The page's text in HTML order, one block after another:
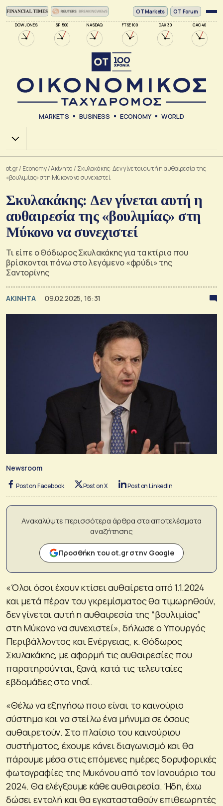
DOW JONES SP 500 NASDAQ FTSE 100 DAX 30 CAC 40
ΟΤ Markets OT Forum
MARKETS BUSINESS ECONOMY WORLD
Χ.Α.
ot.gr/ Economy/Ακίνητα / Σκυλακάκης: Δεν γίνεται αυτή η αυθαιρεσία της
«βουλιμίας» στη Μύκονο να συνεχιστεί
Σκυλακάκης: Δεν γίνεται αυτή η
αυθαιρεσία της «βουλιμίας» στη
Μύκονο να συνεχιστεί
Τι είπε ο Θόδωρος Σκυλακάκης για τα κτίρια που
βρίσκονται πάνω στο λεγόμενο «φρύδι» της
Σαντορίνης
ΑΚΙΝΗΤΑ 09.02.2025, 16:31
Newsroom
Post on Facebook Post on X Post on LinkedIn
Ανακαλύψτε περισσότερα άρθρα στα αποτελέσματα
αναζήτησης
Προσθήκη του ot.gr στην Google
«Όλοι όσοι έχουν κτίσει αυθαίρετα από 1.1.2024
και μετά πέραν του γκρεμίσματος θα τιμωρηθούν,
δεν γίνεται αυτή η αυθαιρεσία της “βουλιμίας”
στη Μύκονο να συνεχιστεί», δήλωσε ο Υπουργός
Περιβάλλοντος και Ενέργειας, κ. Θόδωρος
Σκυλακάκης, με αφορμή τις αυθαιρεσίες που
παρατηρούνται, ξανά, κατά τις τελευταίες
εβδομάδες στο νησί.
«Θέλω να εξηγήσω ποιο είναι το καινούριο
σύστημα και να στείλω ένα μήνυμα σε όσους
αυθαιρετούν. Στο πλαίσιο του καινούριου
συστήματος, έχουμε κάνει διαγωνισμό και θα
πάρουμε μέσα στις επόμενες ημέρες δορυφορικές
φωτογραφίες της Μυκόνου από τον Ιανουάριο του
2024. Θα ελέγξουμε κάθε αυθαιρεσία. Ήδη, έχω
δώσει εντολή και θα εγκατασταθούν επιθεωρητές